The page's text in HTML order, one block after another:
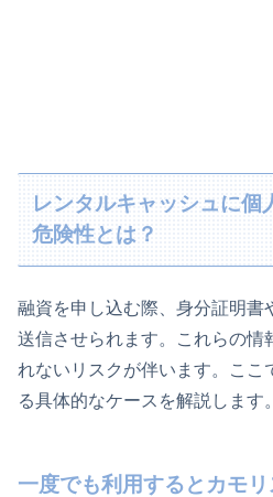
レンタルキャッシュに個
危険性とは？
融資を申し込む際、身分証明書
送信させられます。これらの情
れないリスクが伴います。ここ
る具体的なケースを解説します。
一度でも利用するとカモ